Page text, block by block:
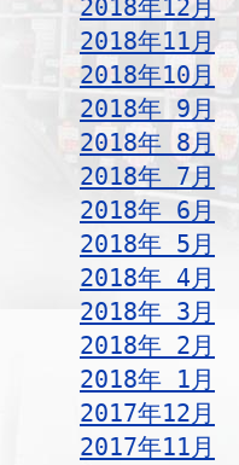
2018年12月
2018年11月
2018年10月
2018年 9月
2018年 8月
2018年 7月
2018年 6月
2018年 5月
2018年 4月
2018年 3月
2018年 2月
2018年 1月
2017年12月
2017年11月